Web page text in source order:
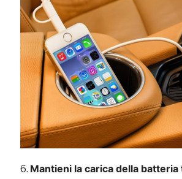
Mantieni la carica della batteria